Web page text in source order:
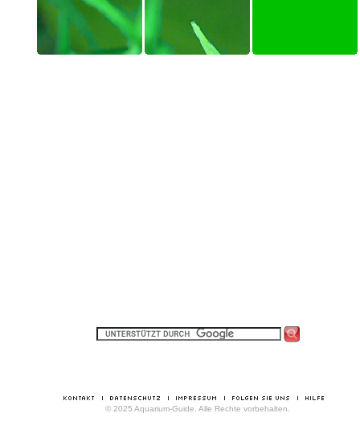
© 2025 Aquarium-Guide. Alle Rechte vorbehalten.